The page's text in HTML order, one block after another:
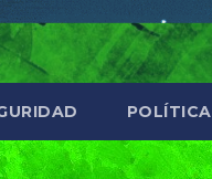
POLÍTICA